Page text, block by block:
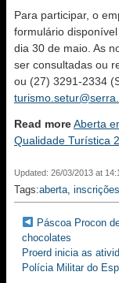
Para participar, o
formulário
dia 30 de maio. As
ser consultadas ou
ou (27) 3291-2334
Read moreAberta
Qualidade Turística
Updated: 26/03/2013 at
Tags:aberta, inscrições
Páscoa Procon
chocolates
Proerd inicia as
Polícia Militar do